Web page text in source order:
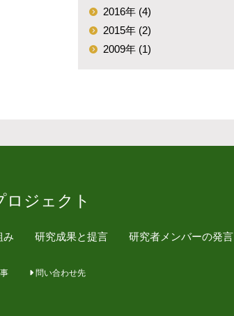
2016年 (4)
2015年 (2)
2009年 (1)
ロジェクト
み 研究成果と提言 研究者メンバーの発言
問い合わせ先